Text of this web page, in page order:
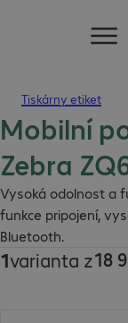
Tiskárny etiket
Mobilní
Zebra
Vysoká odolnost a
funkce pripojení,
Bluetooth.
1varianta z18
18